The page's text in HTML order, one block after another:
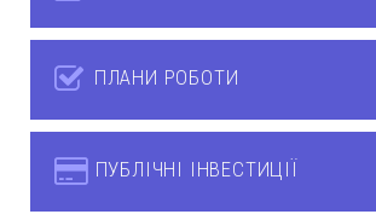
ПЛАНИ РОБОТИ
ПУБЛІЧНІ ІНВЕСТИЦІЇ